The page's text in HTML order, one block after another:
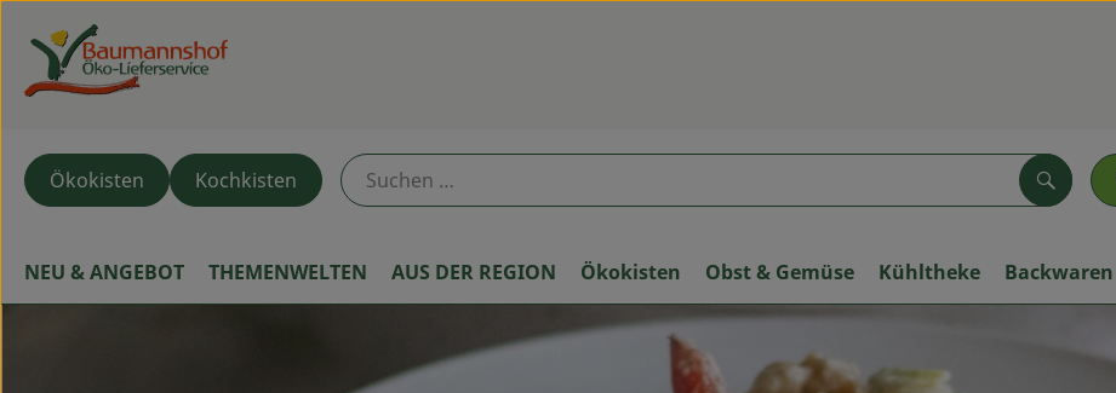
Suchen
Ökokisten Kochkisten
NEU & ANGEBOT THEMENWELTEN AUS DER REGION Ökokisten Obst & Gemüse Kühltheke Backwaren